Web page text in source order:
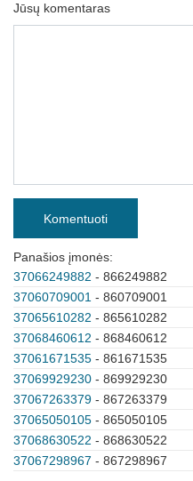
Jūsų komentaras
Komentuoti
Panašios įmonės:
37066249882 - 866249882
37060709001 - 860709001
37065610282 - 865610282
37068460612 - 868460612
37061671535 - 861671535
37069929230 - 869929230
37067263379 - 867263379
37065050105 - 865050105
37068630522 - 868630522
37067298967 - 867298967